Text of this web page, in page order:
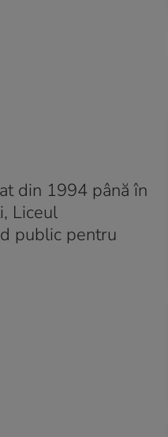
din 1994 până în
Liceul
public pentru